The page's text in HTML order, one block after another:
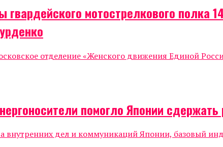
гвардейского мотострелкового
отделение «Женского движения Единой
помогло Японии
дел и коммуникаций Японии, базовый